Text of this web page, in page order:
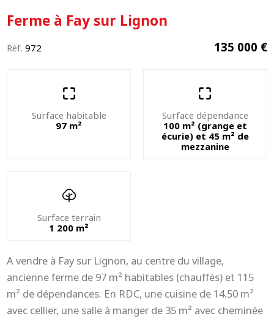
Ferme à Fay sur Lignon
Réf.972 135 000 €
Surface habitable
97 m²
Surface dépendance
100 m² (grange et
écurie) et 45 m² de
mezzanine
Surface terrain
1 200 m²
A vendre à Fay sur Lignon, au centre du village,
ancienne ferme de 97 m² habitables (chauffés) et 115
m² de dépendances. En RDC, une cuisine de 14.50 m²
avec cellier, une salle à manger de 35 m² avec cheminée